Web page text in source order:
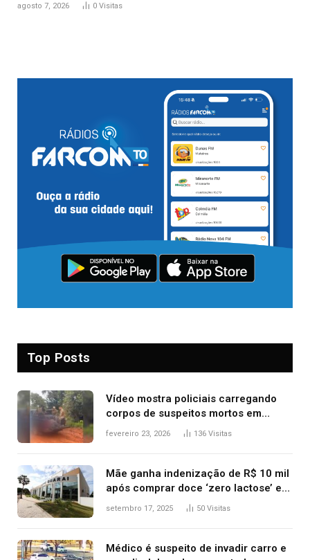
agosto 7, 2026 0 Visitas
Top Posts
Vídeo mostra policiais carregando
corpos de suspeitos mortos em
confronto dentro de caminhonete
fevereiro 23, 2026 136 Visitas
Mãe ganha indenização de R$ 10 mil
após comprar doce ‘zero lactose’ e
filha ter reação alérgica grave
setembro 17, 2025 50 Visitas
Médico é suspeito de invadir carro e